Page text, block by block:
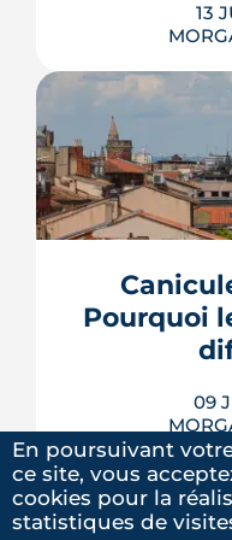
Ma recherche
13
Avec le vote du
logement
en location
Que faut-il en
des lieux des
des marges
Pourquoi
09
En poursuivant
ce site, vous
cookies pour la
statistiques de